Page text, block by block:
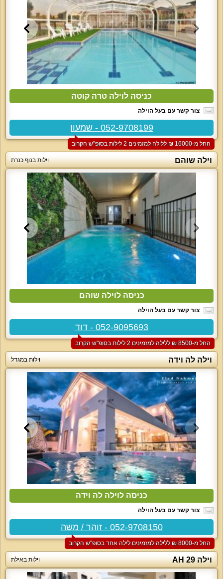
כניסה לוילה טרה קוטה
צור קשר עם בעל הוילה
052-9708199 - שמעון
החל מ-‏16000 ₪ ללילה למזמינים 2 לילות בסופ"ש הקרוב
וילה שוהם וילות בנוף כנרת
כניסה לוילה שוהם
צור קשר עם בעל הוילה
052-9095693 - דוד
החל מ-‏8500 ₪ ללילה למזמינים 2 לילות בסופ"ש הקרוב
וילה לה וידה וילות במגדל
כניסה לוילה לה וידה
צור קשר עם בעל הוילה
052-9708150 - זוהר / משה
החל מ-‏8000 ₪ ללילה למזמינים לילה אחד בסופ"ש הקרוב
וילה 29 AH וילות באילת